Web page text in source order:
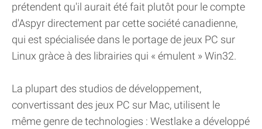
prétendent qu'il aurait été fait plutôt pour le compte
d'Aspyr directement par cette société canadienne,
qui est spécialisée dans le portage de jeux PC sur
Linux gràce à des librairies qui « émulent » Win32.
La plupart des studios de développement,
convertissant des jeux PC sur Mac, utilisent le
même genre de technologies : Westlake a développé